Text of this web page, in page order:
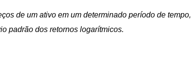
de um ativo em um determinado período de tempo,
padrão dos retornos logarítmicos.